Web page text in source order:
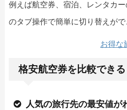
例えば航空券、宿泊、レンタカ
のタブ操作で簡単に切り替えがで
お得な
格安航空券を比較できる
人気の旅行先の最安値が